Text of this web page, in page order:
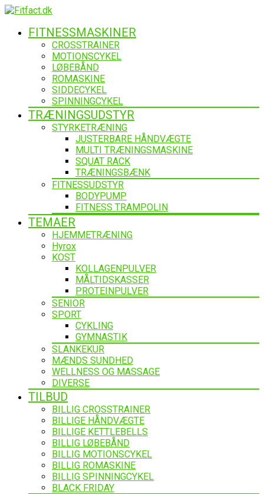
FITNESSMASKINER
CROSSTRAINER
MOTIONSCYKEL
LØBEBÅND
ROMASKINE
SIDDECYKEL
SPINNINGCYKEL
TRÆNINGSUDSTYR
STYRKETRÆNING
JUSTERBARE HÅNDVÆGTE
MULTI TRÆNINGSMASKINE
SQUAT RACK
TRÆNINGSBÆNK
FITNESSUDSTYR
BODYPUMP
FITNESS TRAMPOLIN
TEMAER
HJEMMETRÆNING
Hyrox
KOST
KOLLAGENPULVER
MÅLTIDSKASSER
PROTEINPULVER
SENIOR
SPORT
CYKLING
GYMNASTIK
SLANKEKUR
MÆNDS SUNDHED
WELLNESS OG MASSAGE
DIVERSE
TILBUD
BILLIG CROSSTRAINER
BILLIGE HÅNDVÆGTE
BILLIGE KETTLEBELLS
BILLIG LØBEBÅND
BILLIG MOTIONSCYKEL
BILLIG ROMASKINE
BILLIG SPINNINGCYKEL
BLACK FRIDAY